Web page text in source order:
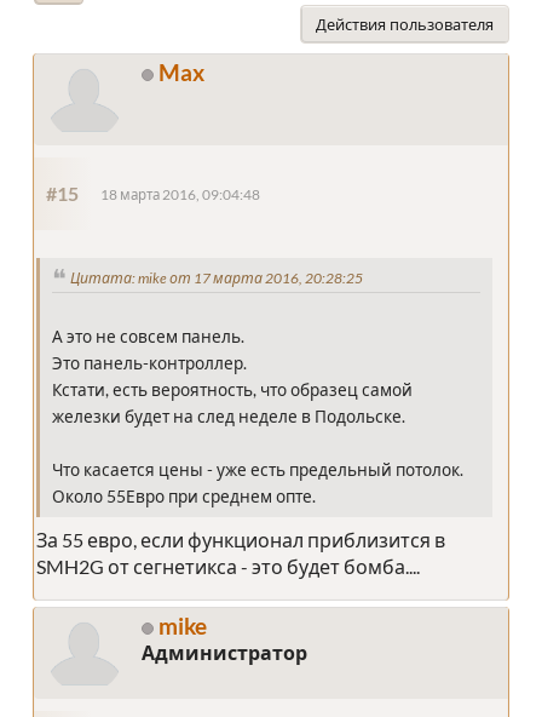
Действия пользователя
Max
#15 18 марта 2016, 09:04:48
Цитата: mike от 17 марта 2016, 20:28:25
А это не совсем панель.
Это панель-контроллер.
Кстати, есть вероятность, что образец самой
железки будет на след неделе в Подольске.
Что касается цены - уже есть предельный потолок.
Около 55Евро при среднем опте.
За 55 евро, если функционал приблизится в
SMH2G от сегнетикса - это будет бомба....
mike
Администратор